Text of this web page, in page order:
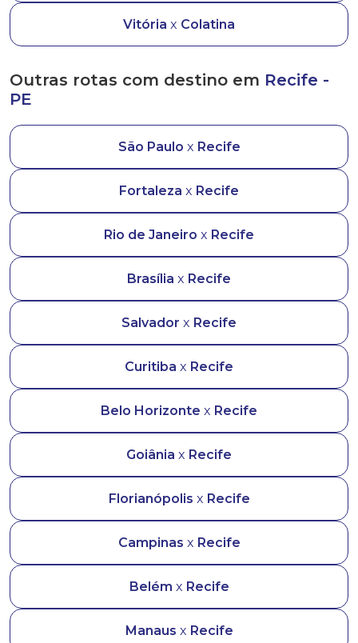
Vitória x Colatina
Outras rotas com destino em Recife -
PE
São Paulo x Recife
Fortaleza x Recife
Rio de Janeiro x Recife
Brasília x Recife
Salvador x Recife
Curitiba x Recife
Belo Horizonte x Recife
Goiânia x Recife
Florianópolis x Recife
Campinas x Recife
Belém x Recife
Manaus x Recife